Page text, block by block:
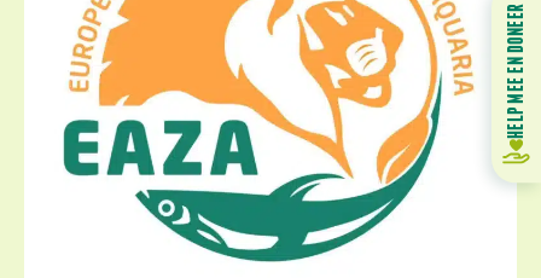
HELP MEE EN DONEER